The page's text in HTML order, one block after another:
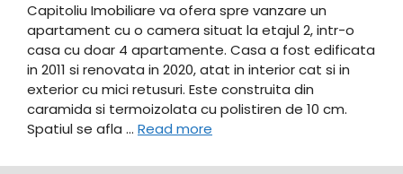
Capitoliu Imobiliare va ofera spre vanzare un
apartament cu o camera situat la etajul 2, intr-o
casa cu doar 4 apartamente. Casa a fost edificata
in 2011 si renovata in 2020, atat in interior cat si in
exterior cu mici retusuri. Este construita din
caramida si termoizolata cu polistiren de 10 cm.
Spatiul se afla … Read more